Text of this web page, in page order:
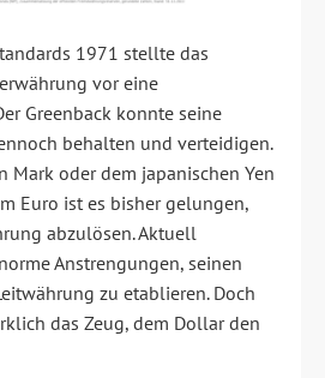
1971 stellte das
vor eine
Greenback konnte seine
behalten und verteidigen.
Mark oder dem japanischen Yen
Euro ist es bisher gelungen,
abzulösen. Aktuell
Anstrengungen, seinen
zu etablieren. Doch
das Zeug, dem Dollar den